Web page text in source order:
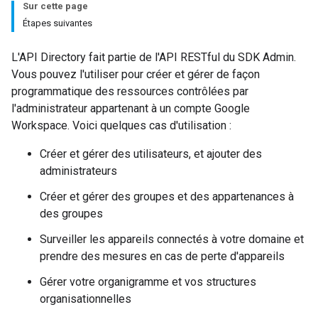
Sur cette page
Étapes suivantes
L'API Directory fait partie de l'API RESTful du SDK Admin.
Vous pouvez l'utiliser pour créer et gérer de façon
programmatique des ressources contrôlées par
l'administrateur appartenant à un compte Google
Workspace. Voici quelques cas d'utilisation :
Créer et gérer des utilisateurs, et ajouter des
administrateurs
Créer et gérer des groupes et des appartenances à
des groupes
Surveiller les appareils connectés à votre domaine et
prendre des mesures en cas de perte d'appareils
Gérer votre organigramme et vos structures
organisationnelles